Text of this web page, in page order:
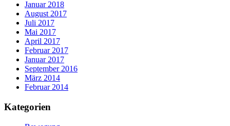
Januar 2018
August 2017
Juli 2017
Mai 2017
April 2017
Februar 2017
Januar 2017
September 2016
März 2014
Februar 2014
Kategorien